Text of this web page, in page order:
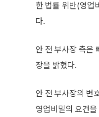
한 법률 위반(영업
다.
안 전 부사장 측은
장을 밝혔다.
안 전 부사장의 변
영업비밀의 요건